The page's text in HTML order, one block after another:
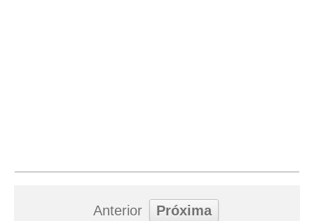
Anterior Próxima